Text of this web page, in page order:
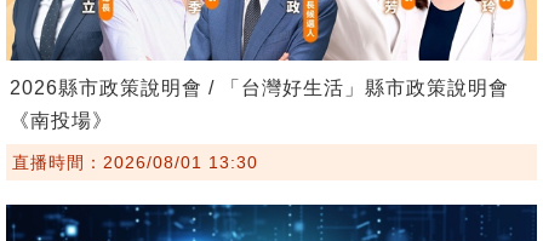
2026縣市政策說明會 / 「台灣好生活」縣市政策說明會
《南投場》
直播時間：2026/08/01 13:30